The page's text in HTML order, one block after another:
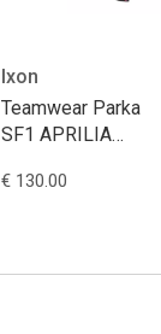
Ixon
Teamwear Parka
SF1 APRILIA
26
€ 130.00